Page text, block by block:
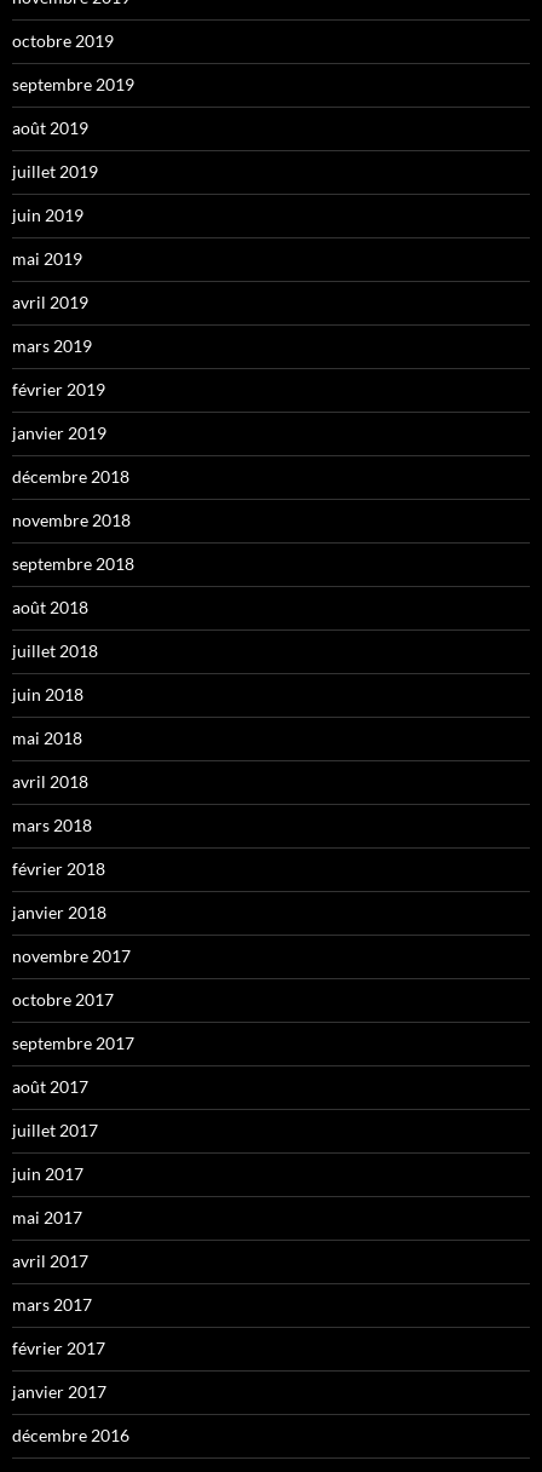
octobre 2019
septembre 2019
août 2019
juillet 2019
juin 2019
mai 2019
avril 2019
mars 2019
février 2019
janvier 2019
décembre 2018
novembre 2018
septembre 2018
août 2018
juillet 2018
juin 2018
mai 2018
avril 2018
mars 2018
février 2018
janvier 2018
novembre 2017
octobre 2017
septembre 2017
août 2017
juillet 2017
juin 2017
mai 2017
avril 2017
mars 2017
février 2017
janvier 2017
décembre 2016